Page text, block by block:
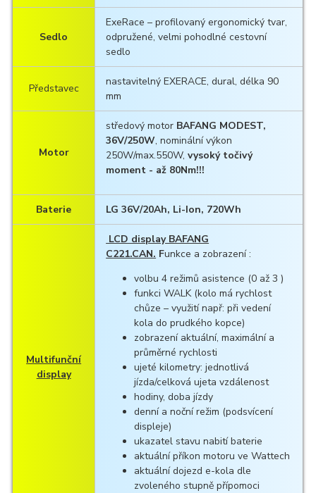
Sedlo
ExeRace – profilovaný ergonomický tvar,
odpružené, velmi pohodlné cestovní
sedlo
Představec
nastavitelný EXERACE, dural, délka 90
mm
Motor
středový motor BAFANG MODEST,
36V/250W, nominální výkon
250W/max.550W,vysoký točivý
moment - až 80Nm!!!
Baterie LG 36V/20Ah, Li-Ion, 720Wh
Multifunční
display
LCD display BAFANG
C221.CAN. Funkce a zobrazení :
volbu 4 režimů asistence (0 až 3 )
funkci WALK (kolo má rychlost
chůze – využití např: při vedení
kola do prudkého kopce)
zobrazení aktuální, maximální a
průměrné rychlosti
ujeté kilometry: jednotlivá
jízda/celková ujeta vzdálenost
hodiny, doba jízdy
denní a noční režim (podsvícení
displeje)
ukazatel stavu nabití baterie
aktuální příkon motoru ve Wattech
aktuální dojezd e-kola dle
zvoleného stupně přípomoci